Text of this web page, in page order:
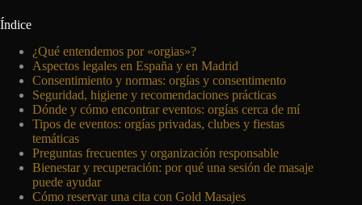
Índice
¿Qué entendemos por «orgias»?
Aspectos legales en España y en Madrid
Consentimiento y normas: orgías y consentimento
Seguridad, higiene y recomendaciones prácticas
Dónde y cómo encontrar eventos: orgías cerca de mí
Tipos de eventos: orgías privadas, clubes y fiestas
temáticas
Preguntas frecuentes y organización responsable
Bienestar y recuperación: por qué una sesión de masaje
puede ayudar
Cómo reservar una cita con Gold Masajes